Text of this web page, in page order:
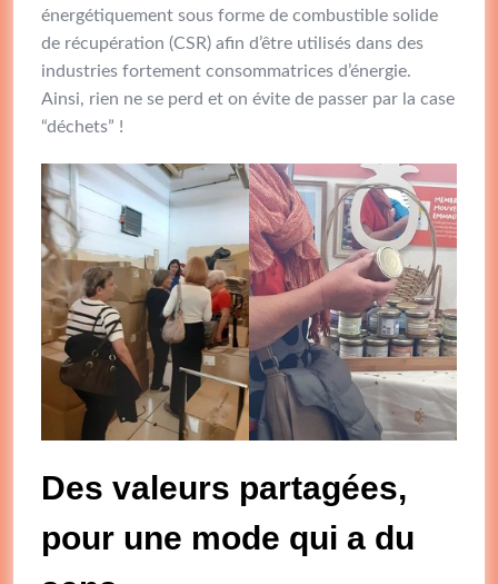
énergétiquement sous forme de combustible solide
de récupération (CSR) afin d’être utilisés dans des
industries fortement consommatrices d’énergie.
Ainsi, rien ne se perd et on évite de passer par la case
“déchets” !
Des valeurs partagées,
pour une mode qui a du